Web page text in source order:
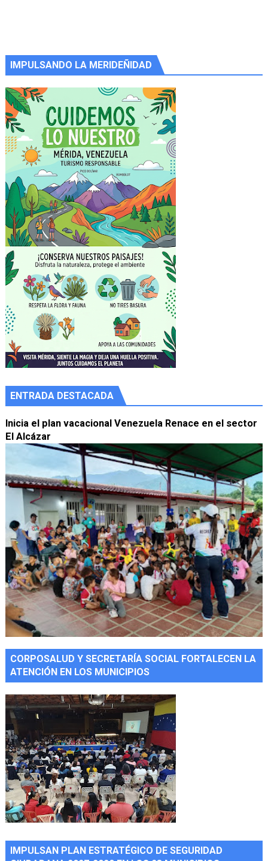
IMPULSANDO LA MERIDEÑIDAD
ENTRADA DESTACADA
Inicia el plan vacacional Venezuela Renace en el sector
El Alcázar
CORPOSALUD Y SECRETARÍA SOCIAL FORTALECEN LA
ATENCIÓN EN LOS MUNICIPIOS
IMPULSAN PLAN ESTRATÉGICO DE SEGURIDAD